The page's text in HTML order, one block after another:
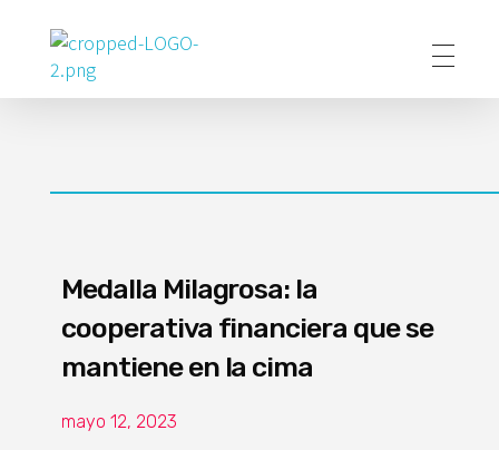
Poder Agropecuario
Medalla Milagrosa: la
cooperativa financiera que se
mantiene en la cima
mayo 12, 2023